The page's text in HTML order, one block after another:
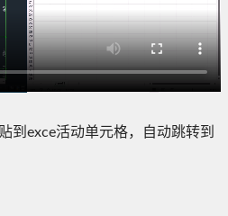
到exce活动单元格，自动跳转到